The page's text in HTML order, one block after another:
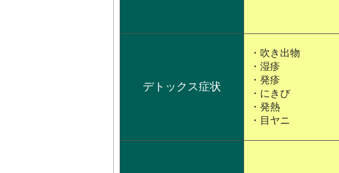
デトックス症状
・吹き出物
・湿疹
・発疹
・にきび
・発熱
・目ヤニ